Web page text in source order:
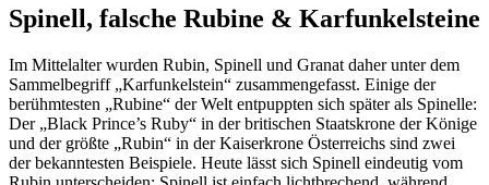
Spinell, falsche Rubine & Karfunkelsteine
Im Mittelalter wurden Rubin, Spinell und Granat daher unter dem
Sammelbegriff „Karfunkelstein“ zusammengefasst. Einige der
berühmtesten „Rubine“ der Welt entpuppten sich später als Spinelle:
Der „Black Prince’s Ruby“ in der britischen Staatskrone der Könige
und der größte „Rubin“ in der Kaiserkrone Österreichs sind zwei
der bekanntesten Beispiele. Heute lässt sich Spinell eindeutig vom